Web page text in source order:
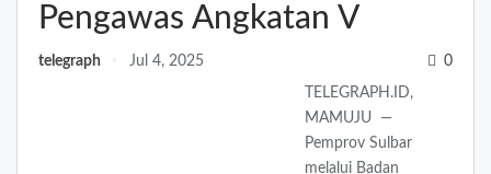
Pengawas Angkatan V
telegraph Jul 4, 2025 0
TELEGRAPH.ID,
MAMUJU —
Pemprov Sulbar
melalui Badan